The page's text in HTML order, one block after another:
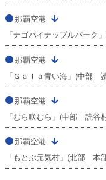
那覇空港
「ナゴパイナップルパー
那覇空港
「Ｇａｌａ青い海」(中部
那覇空港
「むら咲むら」(中部 読谷
那覇空港
「もとぶ元気村」(北部 本